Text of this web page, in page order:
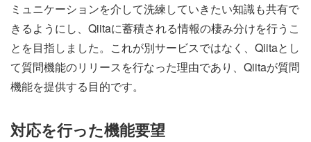
ミュニケーションを介して洗練していきたい知識も共有で
きるようにし、Qiitaに蓄積される情報の棲み分けを行うこ
とを目指しました。これが別サービスではなく、Qiitaとし
て質問機能のリリースを行なった理由であり、Qiitaが質問
機能を提供する目的です。
対応を行った機能要望